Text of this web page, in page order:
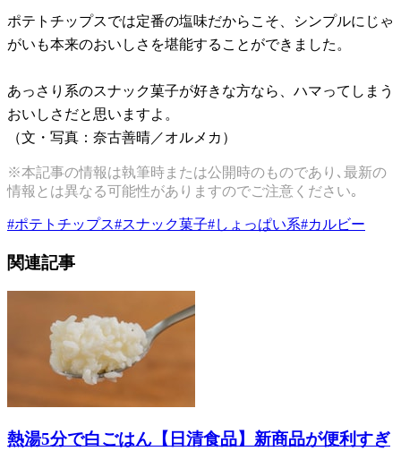
ポテトチップスでは定番の塩味だからこそ、シンプルにじゃ
がいも本来のおいしさを堪能することができました。
あっさり系のスナック菓子が好きな方なら、ハマってしまう
おいしさだと思いますよ。
（文・写真：奈古善晴／オルメカ）
※本記事の情報は執筆時または公開時のものであり､最新の
情報とは異なる可能性がありますのでご注意ください｡
#ポテトチップス#スナック菓子#しょっぱい系#カルビー
関連記事
熱湯5分で白ごはん【日清食品】新商品が便利すぎ